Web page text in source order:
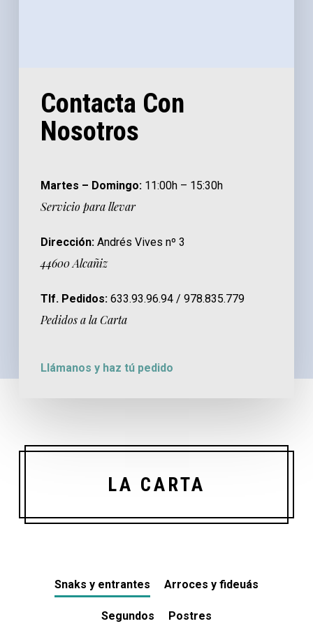
Contacta Con
Nosotros
Martes – Domingo: 11:00h – 15:30h
Servicio para llevar
Dirección: Andrés Vives nº 3
44600 Alcañiz
Tlf. Pedidos: 633.93.96.94 / 978.835.779
Pedidos a la Carta
Llámanos y haz tú pedido
LA CARTA
Snaks y entrantes Arroces y fideuás
Segundos Postres